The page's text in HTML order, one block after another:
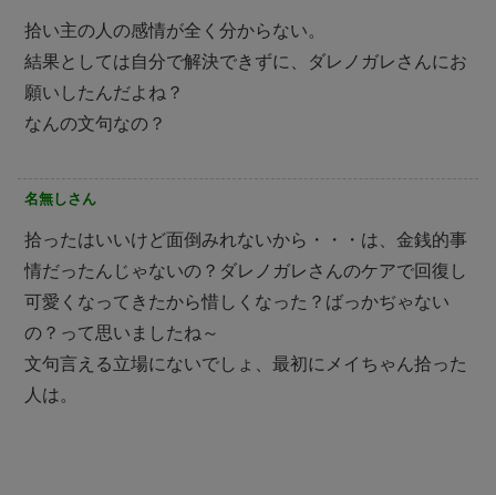
拾い主の人の感情が全く分からない。
結果としては自分で解決できずに、ダレノガレさんにお
願いしたんだよね？
なんの文句なの？
名無しさん
拾ったはいいけど面倒みれないから・・・は、金銭的事
情だったんじゃないの？ダレノガレさんのケアで回復し
可愛くなってきたから惜しくなった？ばっかぢゃない
の？って思いましたね～
文句言える立場にないでしょ、最初にメイちゃん拾った
人は。